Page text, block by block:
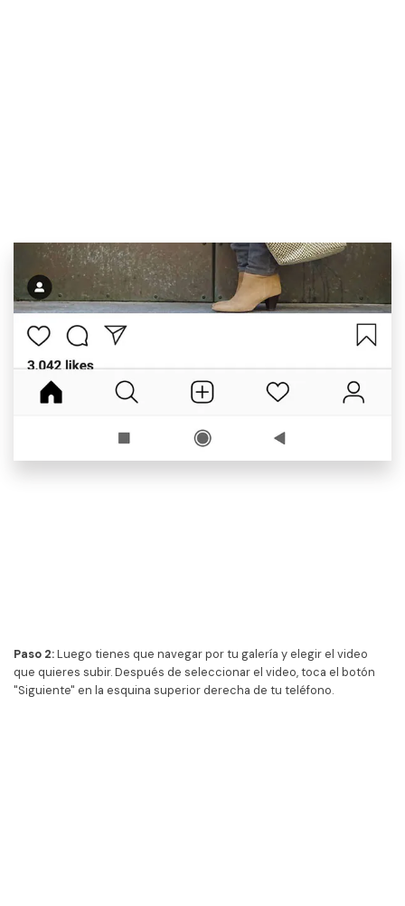
Paso 2:Luego tienes que navegar por tu galería y elegir el video
que quieres subir. Después de seleccionar el video, toca el botón
"Siguiente" en la esquina superior derecha de tu teléfono.